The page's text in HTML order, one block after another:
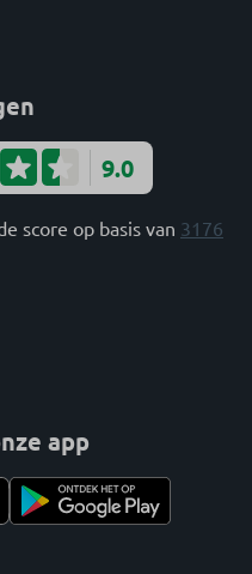
9.0
score op basis van 3176
app